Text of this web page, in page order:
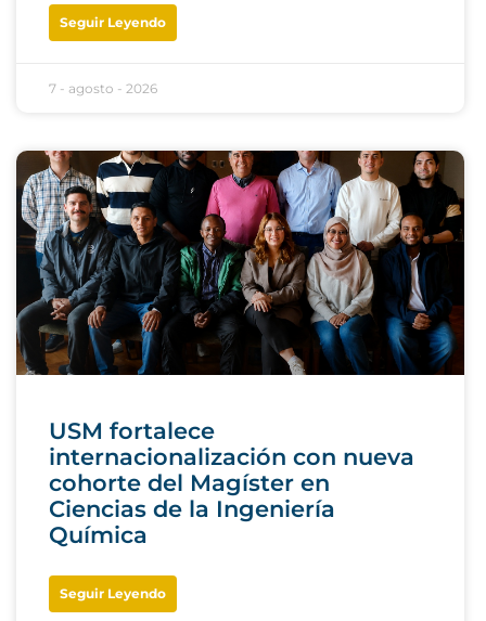
Seguir Leyendo
7 - agosto - 2026
USM fortalece
internacionalización con nueva
cohorte del Magíster en
Ciencias de la Ingeniería
Química
Seguir Leyendo